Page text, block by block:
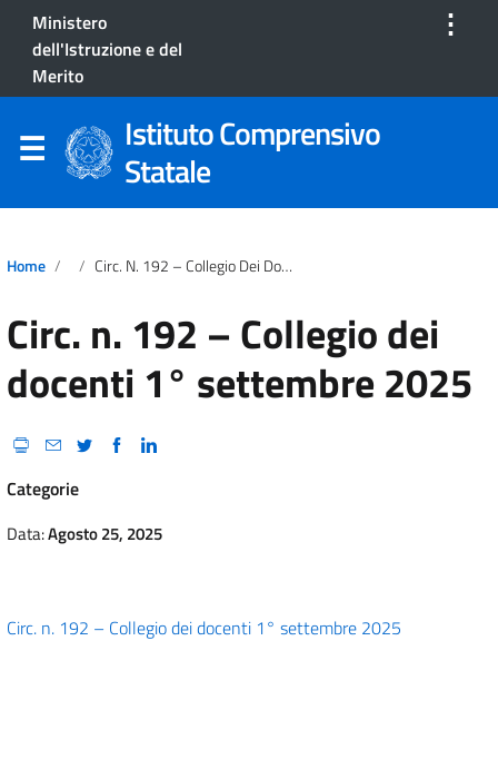
Ministero
dell'Istruzione e del
Merito
⋮
Istituto Comprensivo
Statale
Home Circ. N. 192 – Collegio Dei Docenti 1° Settembre 2025
Circ. n. 192 – Collegio dei
docenti 1° settembre 2025
Categorie
Data:Agosto 25, 2025
Circ. n. 192 – Collegio dei docenti 1° settembre 2025